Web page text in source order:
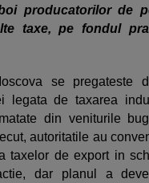
producatorilor de
taxe, pe fondul
se pregateste
legata de taxarea
din veniturile
autoritatile au
taxelor de export in
dar planul a